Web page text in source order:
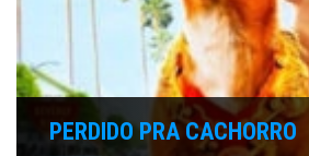
PERDIDO PRA CACHORRO